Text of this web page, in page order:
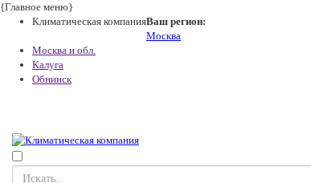
{Главное меню}
Климатическая компанияВаш регион:
Москва
Москва и обл.
Калуга
Обнинск